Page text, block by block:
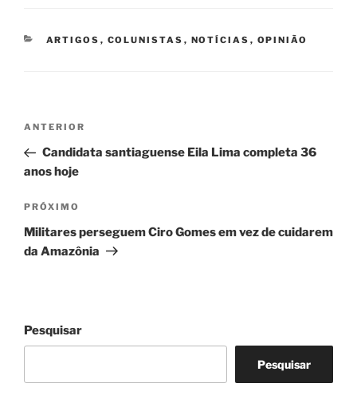
CATEGORIAS
ARTIGOS , COLUNISTAS , NOTÍCIAS , OPINIÃO
Navegação
Post
Post
anterior
ANTERIOR
Candidata santiaguense Eila Lima completa 36
anos hoje
Próximo
post
PRÓXIMO
Militares perseguem Ciro Gomes em vez de cuidarem
da Amazônia
Pesquisar
Pesquisar